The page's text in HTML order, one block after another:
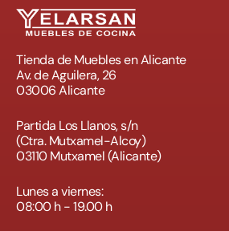
Tienda de Muebles en Alicante
Av. de Aguilera, 26
03006 Alicante
Partida Los Llanos, s/n
(Ctra. Mutxamel-Alcoy)
03110 Mutxamel (Alicante)
Lunes a viernes:
08:00 h - 19.00 h